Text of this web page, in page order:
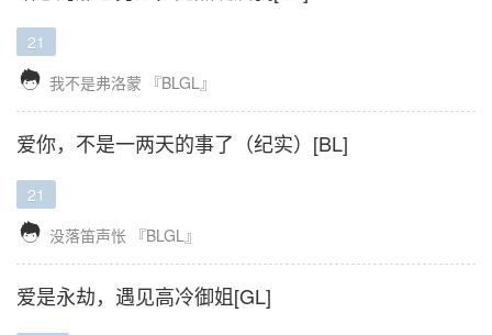
21
 我不是弗洛蒙 『BLGL』
爱你，不是一两天的事了（纪实）[BL]
21
 没落笛声怅 『BLGL』
爱是永劫，遇见高冷御姐[GL]